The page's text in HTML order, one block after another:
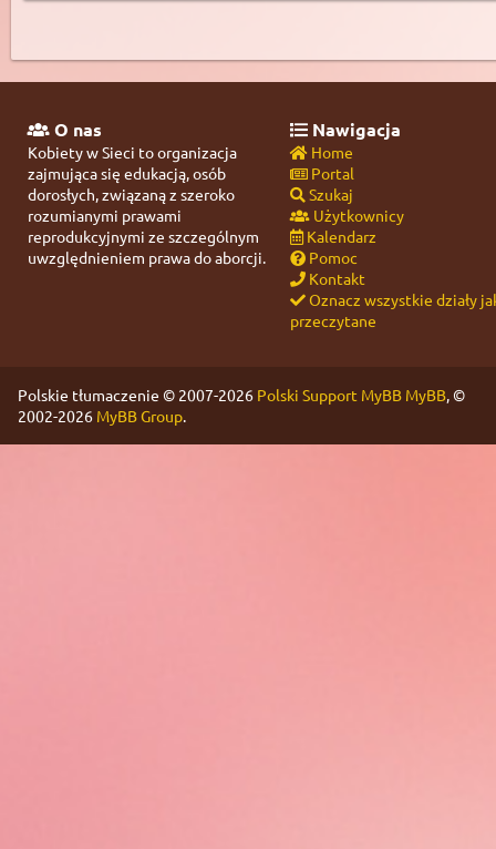
O nas
Kobiety w Sieci to organizacja
zajmująca się edukacją, osób
dorosłych, związaną z szeroko
rozumianymi prawami
reprodukcyjnymi ze szczególnym
uwzględnieniem prawa do aborcji.
Nawigacja
Home
Portal
Szukaj
Użytkownicy
Kalendarz
Pomoc
Kontakt
Oznacz wszystkie działy
przeczytane
Polskie tłumaczenie © 2007-2026 Polski Support MyBB MyBB, ©
2002-2026 MyBB Group.